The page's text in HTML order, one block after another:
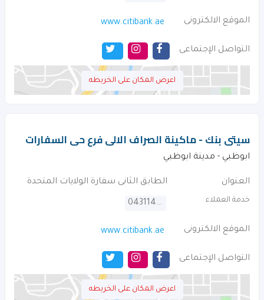
الموقع الالكترونى www.citibank.ae
التواصل الإجتماعى
اعرض المكان على الخريطه
سيتى بنك - ماكينة الصراف الالى فرع حى السفارات
ابوظبي - مدينة ابوظبي
العنوان الطابق الثانى سفارة الولايات المتحدة
خدمة العملاء 043114000
الموقع الالكترونى www.citibank.ae
التواصل الإجتماعى
اعرض المكان على الخريطه